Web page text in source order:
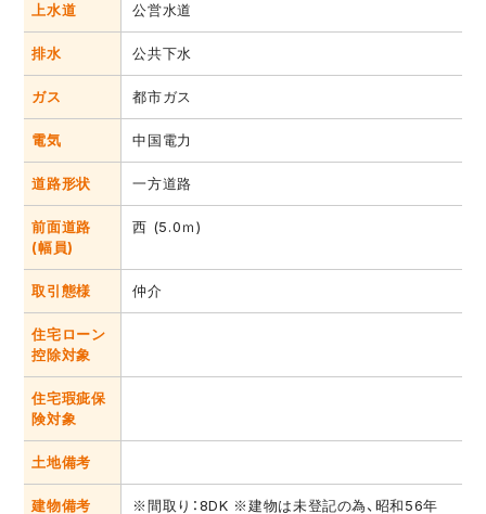
上水道 公営水道
排水 公共下水
ガス 都市ガス
電気 中国電力
道路形状 一方道路
前面道路
(幅員)
西 (5.0ｍ)
取引態様 仲介
住宅ローン
控除対象
住宅瑕疵保
険対象
土地備考
建物備考 ※間取り：8DK ※建物は未登記の為、昭和56年